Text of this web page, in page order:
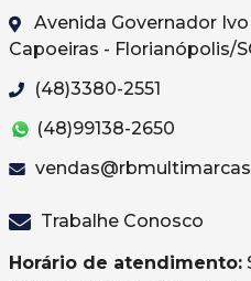
Avenida Governador Ivo
Capoeiras - Florianópolis/
(48)3380-2551
(48)99138-2650
Trabalhe Conosco
Horário de atendimento: